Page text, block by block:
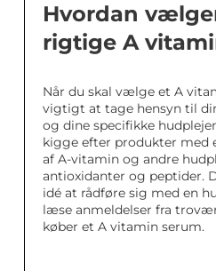
Hvordan
rigtige A
Når du skal vælge et A
vigtigt at tage hensyn til
og dine specifikke
kigge efter produkter med
af A-vitamin og andre
antioxidanter og peptider.
idé at rådføre sig med en
læse anmeldelser fra
køber et A vitamin serum.